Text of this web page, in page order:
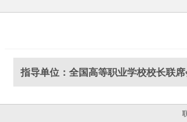
指导单位：全国高等职业学校校长联